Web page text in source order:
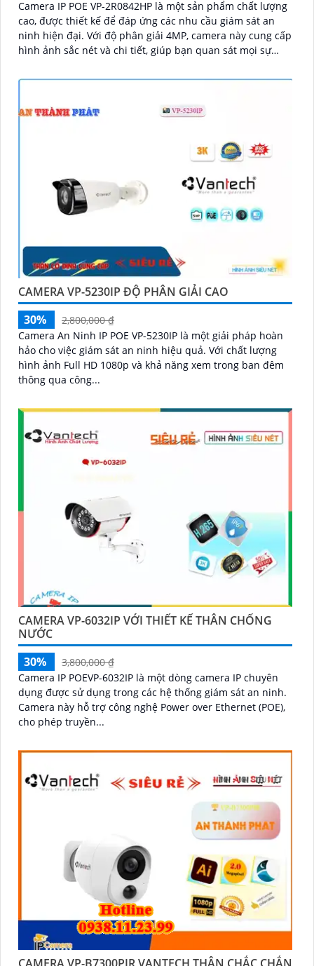
Camera IP POE VP-2R0842HP là một sản phẩm chất lượng
cao, được thiết kế để đáp ứng các nhu cầu giám sát an
ninh hiện đại. Với độ phân giải 4MP, camera này cung cấp
hình ảnh sắc nét và chi tiết, giúp bạn quan sát mọi sự
CAMERA VP-5230IP ĐỘ PHÂN GIẢI CAO
30%
2,800,000 ₫
Camera An Ninh IP POE VP-5230IP là một giải pháp hoàn
hảo cho việc giám sát an ninh hiệu quả. Với chất lượng
hình ảnh Full HD 1080p và khả năng xem trong ban đêm
thông qua công...
CAMERA VP-6032IP VỚI THIẾT KẾ THÂN CHỐNG
NƯỚC
30%
3,800,000 ₫
Camera IP POEVP-6032IP là một dòng camera IP chuyên
dụng được sử dụng trong các hệ thống giám sát an ninh.
Camera này hỗ trợ công nghệ Power over Ethernet (POE),
cho phép truyền...